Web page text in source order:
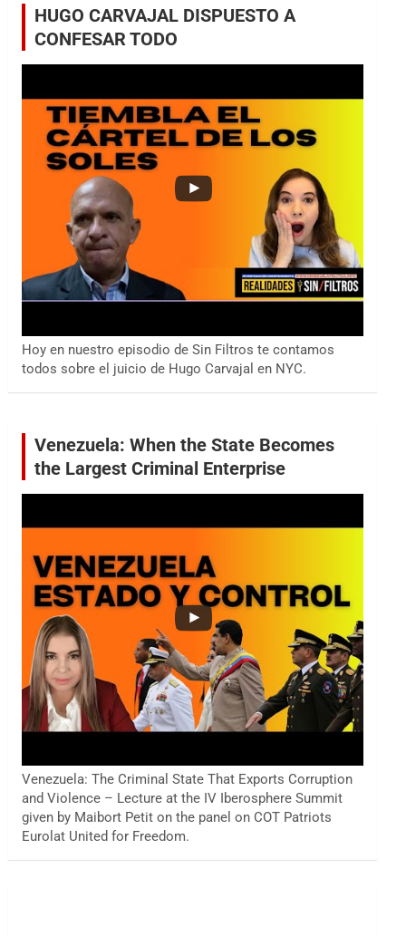
HUGO CARVAJAL DISPUESTO A
CONFESAR TODO
Hoy en nuestro episodio de Sin Filtros te contamos
todos sobre el juicio de Hugo Carvajal en NYC.
Venezuela: When the State Becomes
the Largest Criminal Enterprise
Venezuela: The Criminal State That Exports Corruption
and Violence – Lecture at the IV Iberosphere Summit
given by Maibort Petit on the panel on COT Patriots
Eurolat United for Freedom.